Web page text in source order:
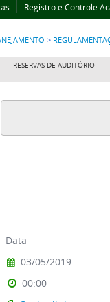
Registro e Controle
>
RESERVAS DE AUDITÓRIO